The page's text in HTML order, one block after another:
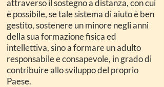
attraverso il sostegno a distanza, con cui
è possibile, se tale sistema di aiuto è ben
gestito, sostenere un minore negli anni
della sua formazione fisica ed
intellettiva, sino a formare un adulto
responsabile e consapevole, in grado di
contribuire allo sviluppo del proprio
Paese.